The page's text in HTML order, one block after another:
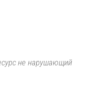
не нарушающий